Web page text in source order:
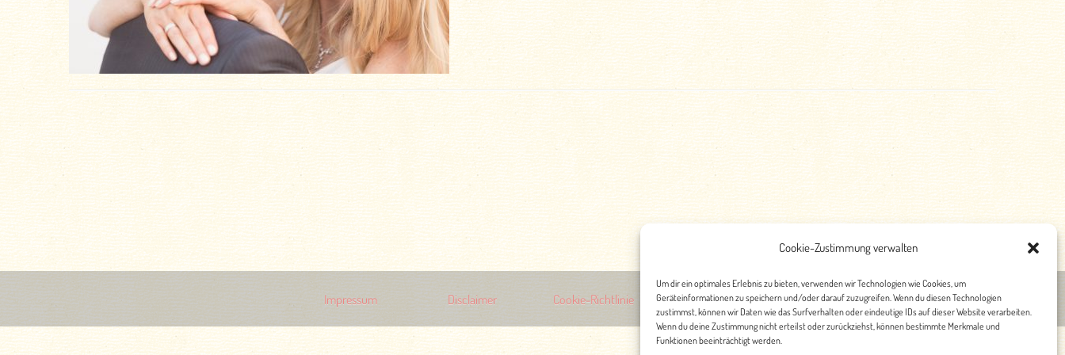
Cookie-Zustimmung verwalten
Um dir ein optimales Erlebnis zu bieten, verwenden wir Technologien wie Cookies, um
Geräteinformationen zu speichern und/oder darauf zuzugreifen. Wenn du diesen Technologien
zustimmst, können wir Daten wie das Surfverhalten oder eindeutige IDs auf dieser Website verarbeiten.
Wenn du deine Zustimmung nicht erteilst oder zurückziehst, können bestimmte Merkmale und
Funktionen beeinträchtigt werden.
Impressum Disclaimer Cookie-Richtlinie Datenschutz